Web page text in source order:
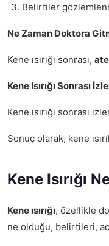
Belirtiler
Ne Zaman Doktora
Kene ısırığı sonrası,
Kene Isırığı Sonrası
Kene ısırığı sonrası
Sonuç olarak, kene
Kene Isırığı
Kene ısırığı, özellikle
ne olduğu, belirtileri,